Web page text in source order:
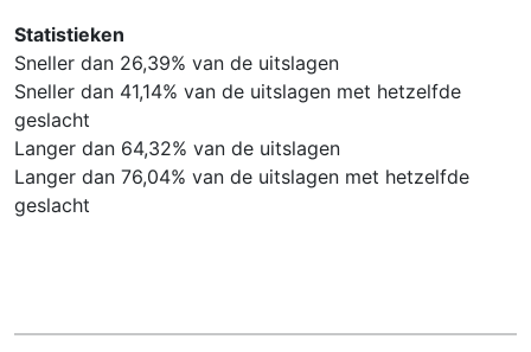
Statistieken
Sneller dan 26,39% van de uitslagen
Sneller dan 41,14% van de uitslagen met hetzelfde
geslacht
Langer dan 64,32% van de uitslagen
Langer dan 76,04% van de uitslagen met hetzelfde
geslacht